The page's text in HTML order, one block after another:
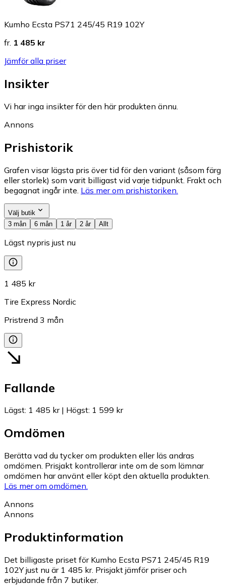
Kumho Ecsta PS71 245/45 R19 102Y
fr. 1 485 kr
Jämför alla priser
Insikter
Vi har inga insikter för den här produkten ännu.
Annons
Prishistorik
Grafen visar lägsta pris över tid för den variant (såsom färg
eller storlek) som varit billigast vid varje tidpunkt. Frakt och
begagnat ingår inte. Läs mer om prishistoriken.
Välj butik
3 mån
6 mån 1 år 2 år Allt
Lägst nypris just nu
1 485 kr
Tire Express Nordic
Pristrend 3 mån
Fallande
Lägst: 1 485 kr| Högst: 1 599 kr
Omdömen
Berätta vad du tycker om produkten eller läs andras
omdömen. Prisjakt kontrollerar inte om de som lämnar
omdömen har använt eller köpt den aktuella produkten.
Läs mer om omdömen.
Annons
Annons
Produktinformation
Det billigaste priset för Kumho Ecsta PS71 245/45 R19
102Y just nu är 1 485 kr. Prisjakt jämför priser och
erbjudande från 7 butiker.